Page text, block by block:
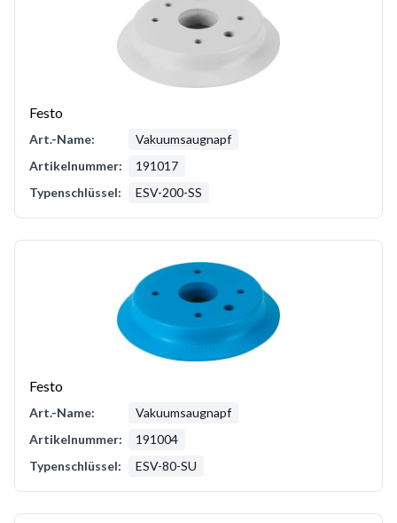
Festo
Art.-Name:
Vakuumsaugnapf
Artikelnummer:
191017
Typenschlüssel:
ESV-200-SS
Festo
Art.-Name:
Vakuumsaugnapf
Artikelnummer:
191004
Typenschlüssel:
ESV-80-SU